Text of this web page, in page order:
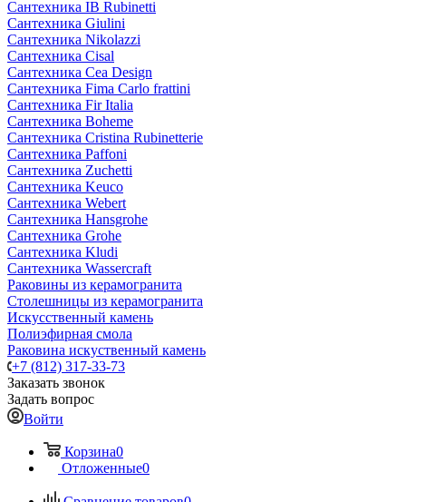
Сантехника IB Rubinetti
Сантехника Giulini
Сантехника Nikolazzi
Сантехника Cisal
Сантехника Cea Design
Сантехника Fima Carlo frattini
Сантехника Fir Italia
Сантехника Boheme
Сантехника Cristina Rubinetterie
Сантехника Paffoni
Сантехника Zuchetti
Сантехника Keuco
Сантехника Webert
Сантехника Hansgrohe
Сантехника Grohe
Сантехника Kludi
Сантехника Wassercraft
Раковины из керамогранита
Столешницы из керамогранита
Искусственный камень
Полиэфирная смола
Раковина искуственный камень
+7 (812) 317-33-73
Заказать звонок
Задать вопрос
Войти
Корзина0
Отложенные0